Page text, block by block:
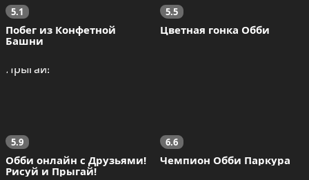
5.1
Побег из Конфетной
Башни
5.5
Цветная гонка Обби
5.9
Обби онлайн с Друзьями!
Рисуй и Прыгай!
6.6
Чемпион Обби Паркура